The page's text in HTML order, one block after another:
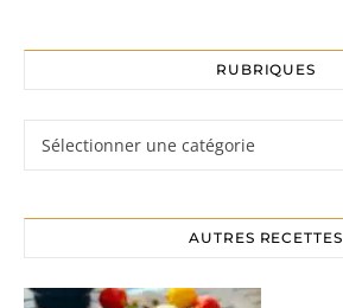
RUBRIQUES
AUTRES RECETTES